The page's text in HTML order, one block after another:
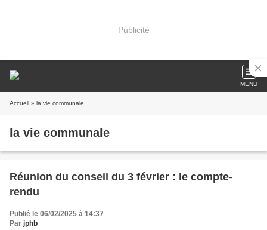
Publicité
MENU
Accueil » la vie communale
la vie communale
Réunion du conseil du 3 février : le compte-
rendu
Publié le 06/02/2025 à 14:37
Par jphb